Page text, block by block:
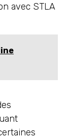
avec STLA